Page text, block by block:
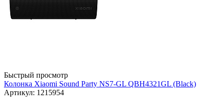
Быстрый просмотр
Колонка Xiaomi Sound Party NS7-GL QBH4321GL (Black)
Артикул: 1215954